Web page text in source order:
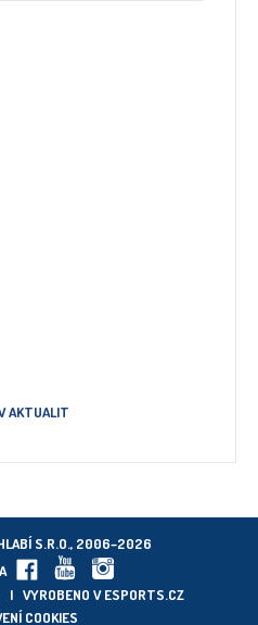
AKTUALIT
S.R.O., 2006–2026
| VYROBENO VESPORTS.CZ
COOKIES